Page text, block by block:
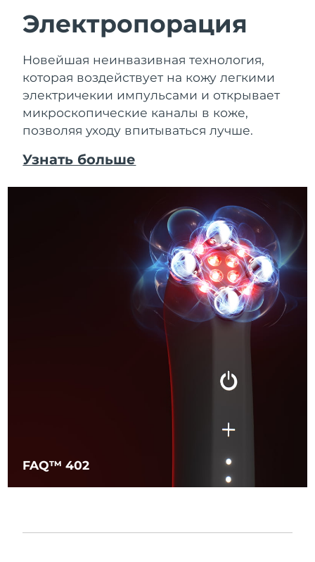
Электропорация
Новейшая неинвазивная технология,
которая воздействует на кожу легкими
электричекии импульсами и открывает
микроскопические каналы в коже,
позволяя уходу впитываться лучше.
Узнать больше
FAQ™ 402